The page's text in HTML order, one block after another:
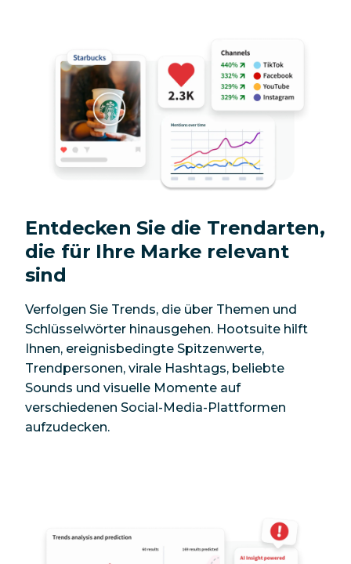
Entdecken Sie die Trendarten,
die für Ihre Marke relevant
sind
Verfolgen Sie Trends, die über Themen und
Schlüsselwörter hinausgehen. Hootsuite hilft
Ihnen, ereignisbedingte Spitzenwerte,
Trendpersonen, virale Hashtags, beliebte
Sounds und visuelle Momente auf
verschiedenen Social-Media-Plattformen
aufzudecken.